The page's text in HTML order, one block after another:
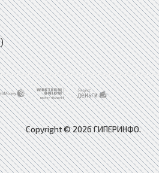
Copyright © 2026 ГИПЕРИНФО.